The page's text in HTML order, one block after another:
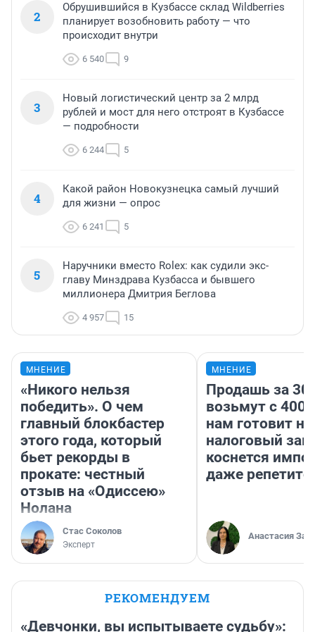
2
Обрушившийся в Кузбассе склад Wildberries
планирует возобновить работу — что
происходит внутри
6 540 9
3
Новый логистический центр за 2 млрд
рублей и мост для него отстроят в Кузбассе
— подробности
6 244 5
4
Какой район Новокузнецка самый лучший
для жизни — опрос
6 241 5
5
Наручники вместо Rolex: как судили экс-
главу Минздрава Кузбасса и бывшего
миллионера Дмитрия Беглова
4 957 15
МНЕНИЕ
«Никого нельзя
победить». О чем
главный блокбастер
этого года, который
бьет рекорды в
прокате: честный
отзыв на «Одиссею»
Нолана
Стас Соколов
Эксперт
МНЕНИЕ
Продашь за
возьмут с
нам готовит
налоговый
коснется
даже
Анастасия
РЕКОМЕНДУЕМ
«Девчонки, вы испытываете судьбу»: